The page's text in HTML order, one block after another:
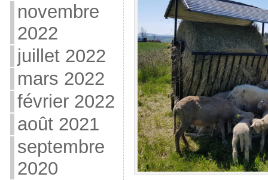
novembre
2022
juillet 2022
mars 2022
février 2022
août 2021
septembre
2020